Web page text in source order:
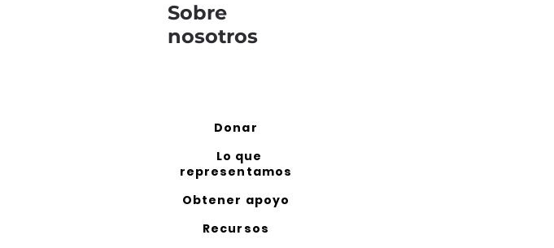
Sobre
nosotros
Donar
Lo que
representamos
Obtener apoyo
Recursos